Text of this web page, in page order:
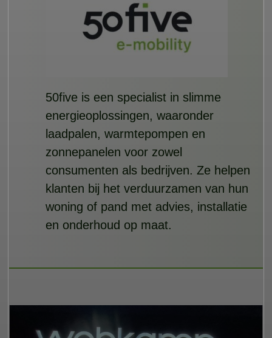
50five is een specialist in slimme
energieoplossingen, waaronder
laadpalen, warmtepompen en
zonnepanelen voor zowel
consumenten als bedrijven. Ze helpen
klanten bij het verduurzamen van hun
woning of pand met advies, installatie
en onderhoud op maat.